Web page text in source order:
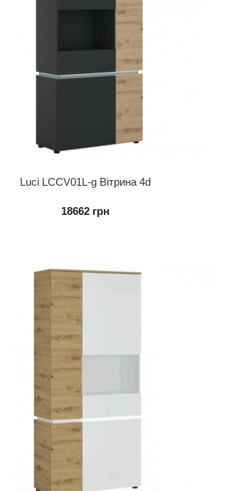
Luci LCCV01L-g Вітрина 4d
18662 грн